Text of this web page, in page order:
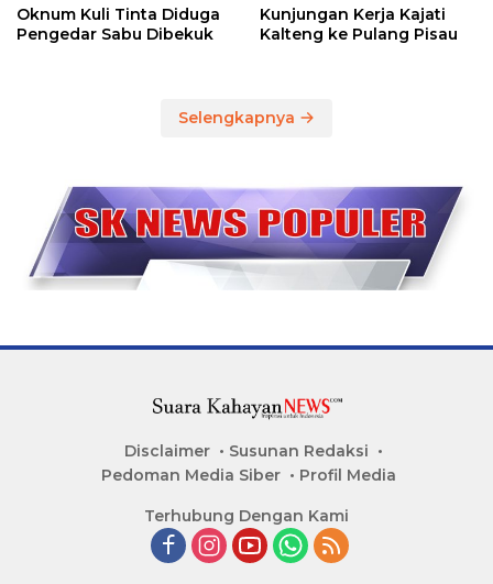
Oknum Kuli Tinta Diduga
Pengedar Sabu Dibekuk
Kunjungan Kerja Kajati
Kalteng ke Pulang Pisau
Selengkapnya
Disclaimer
Susunan Redaksi
Pedoman Media Siber
Profil Media
Terhubung Dengan Kami